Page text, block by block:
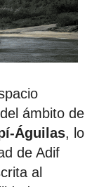
ámbito de
Águilas, lo
de Adif
al